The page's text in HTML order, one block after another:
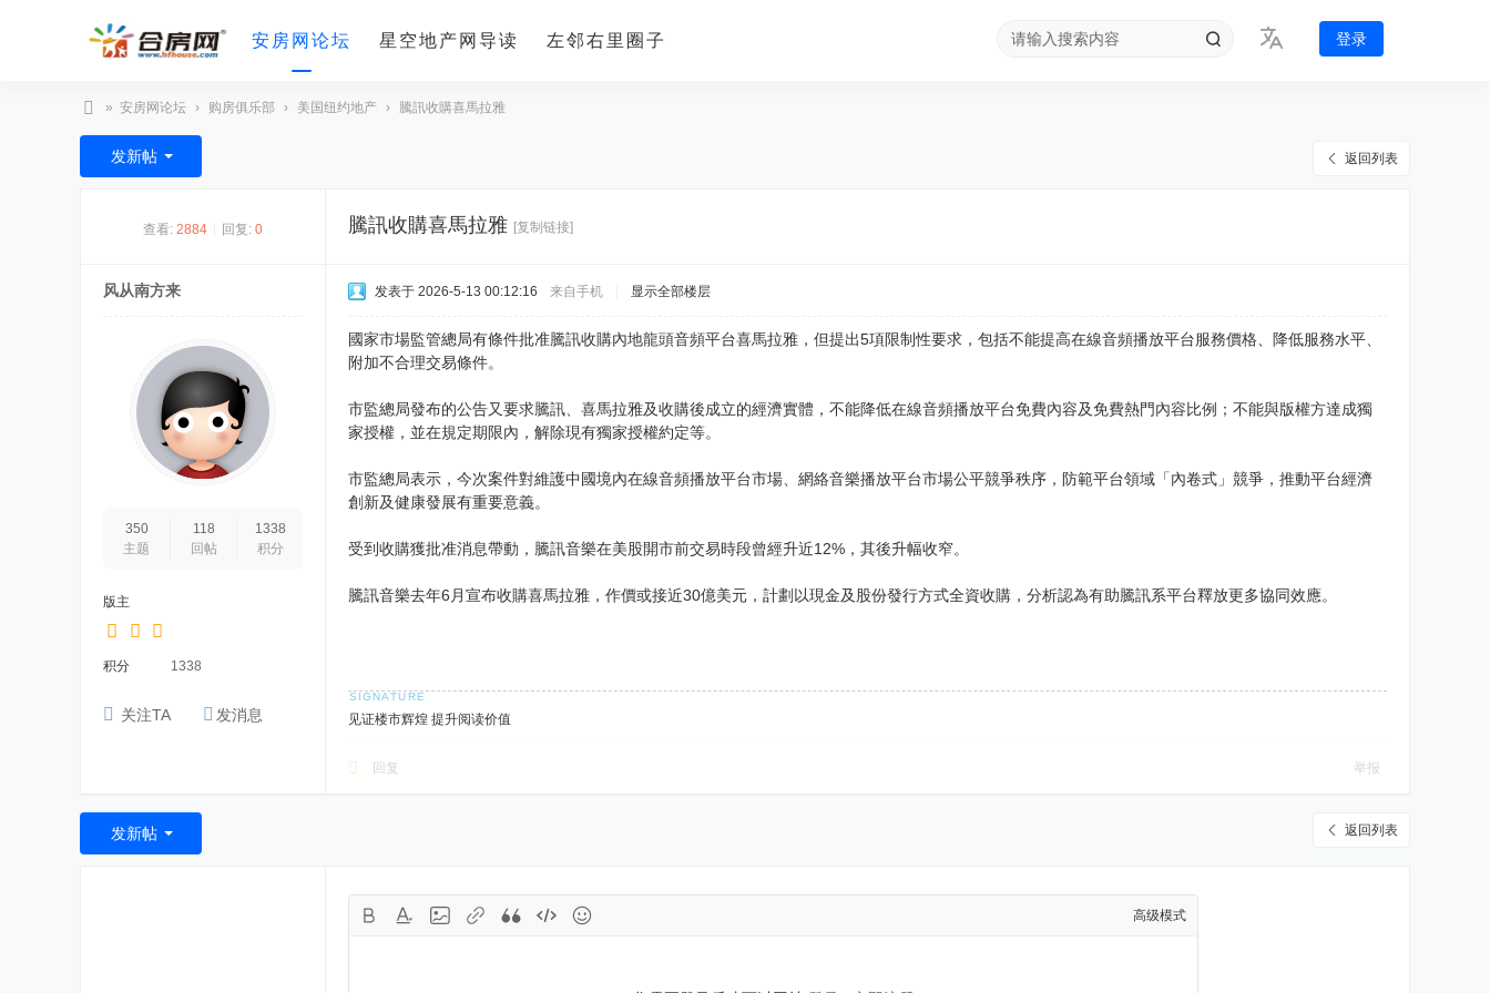
安房网论坛 星空地产网导读 左邻右里圈子 登录
合
房
» 安房网论坛 › 购房俱乐部 › 美国纽约地产 › 騰訊收購喜馬拉雅
返回列表
发新帖
查看: 2884 回复: 0 騰訊收購喜馬拉雅 [复制链接]
风从南方来
350
主题
118
回帖
1338
积分
版主
积分 1338
关注TA 发消息
发表于 2026-5-13 00:12:16 来自手机 显示全部楼层
國家市場監管總局有條件批准騰訊收購內地龍頭音頻平台喜馬拉雅，但提出5項限制性要求，包括不能提高在線音頻播放平台服務價格、降低服務水平、
附加不合理交易條件。
市監總局發布的公告又要求騰訊、喜馬拉雅及收購後成立的經濟實體，不能降低在線音頻播放平台免費內容及免費熱門內容比例；不能與版權方達成獨
家授權，並在規定期限內，解除現有獨家授權約定等。
市監總局表示，今次案件對維護中國境內在線音頻播放平台市場、網絡音樂播放平台市場公平競爭秩序，防範平台領域「內卷式」競爭，推動平台經濟
創新及健康發展有重要意義。
受到收購獲批准消息帶動，騰訊音樂在美股開市前交易時段曾經升近12%，其後升幅收窄。
騰訊音樂去年6月宣布收購喜馬拉雅，作價或接近30億美元，計劃以現金及股份發行方式全資收購，分析認為有助騰訊系平台釋放更多協同效應。
见证楼市辉煌 提升阅读价值
回复 举报
返回列表
发新帖
高级模式